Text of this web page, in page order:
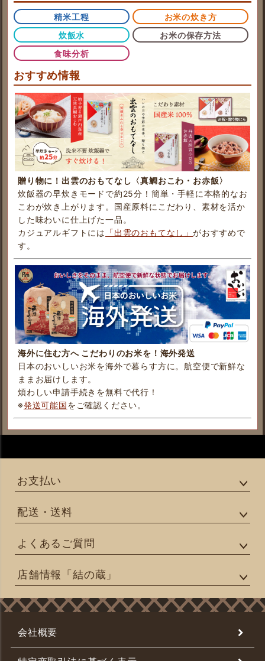
精米工程
お米の炊き方
炊飯水
お米の保存方法
食味分析
おすすめ情報
贈り物に！出雲のおもてなし〈真鯛おこわ・お赤飯〉
炊飯器の早炊きモードで約25分！簡単・手軽に本格的なお
こわが炊き上がります。国産原料にこだわり、素材を活か
した味わいに仕上げた一品。
カジュアルギフトには 「出雲のおもてなし」がおすすめで
す。
海外に住む方へ こだわりのお米を！海外発送
日本のおいしいお米を海外で暮らす方に。航空便で新鮮な
ままお届けします。
煩わしい申請手続きを無料で代行！
※発送可能国をご確認ください。
お支払い
配送・送料
よくあるご質問
店舗情報「結の蔵」
会社概要